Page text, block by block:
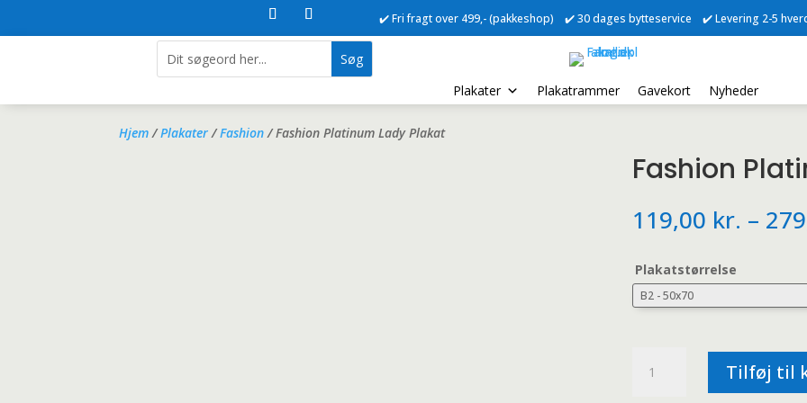
✔️ Fri fragt over 499,- (pakkeshop) ✔️ 30 dages bytteservice ✔️ Levering 2-5
Plakater Plakatrammer Gavekort Nyheder
Hjem/Plakater/Fashion/ Fashion Platinum Lady Plakat
Fashion
119,00 kr. –
Plakatstørrelse
Platinum
Tilføj til